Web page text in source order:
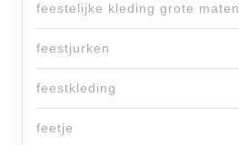
feestelijke kleding grote maten
feestjurken
feestkleding
feetje